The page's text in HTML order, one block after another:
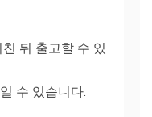
뒤 출고할 수 있
수 있습니다.